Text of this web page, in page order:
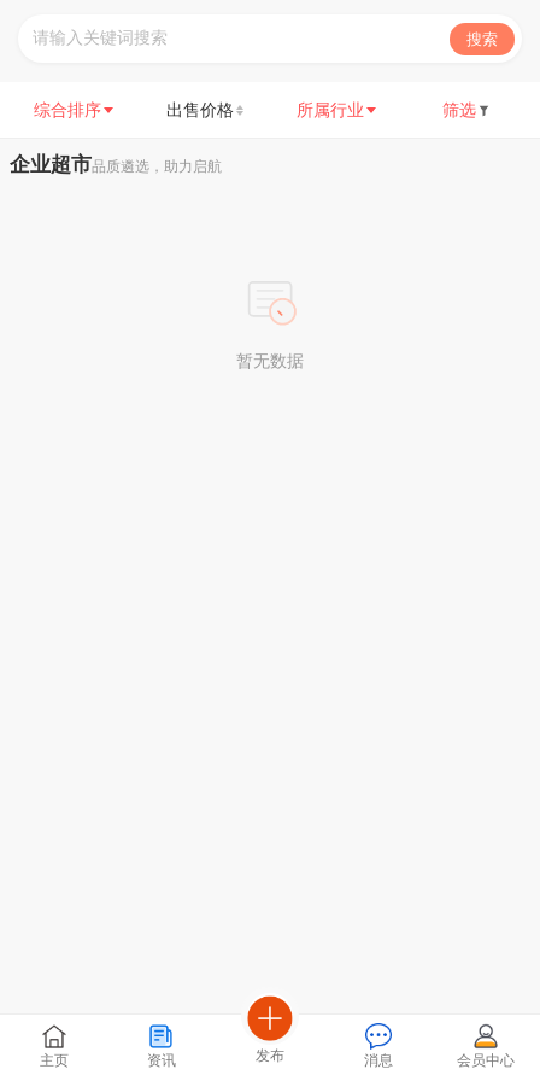
搜索
综合排序 出售价格 所属行业 筛选
企业超市品质遴选，助力启航
暂无数据
主页 资讯 发布 消息 会员中心